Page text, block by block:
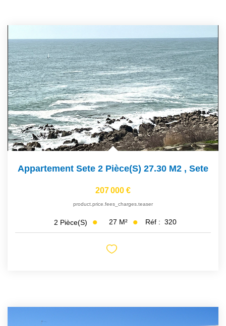
Appartement Sete 2 Pièce(s) 27.30 M2 , Sete
207 000 €
product.price.fees_charges.teaser
2 Pièce(s) 27 M² Réf : 320